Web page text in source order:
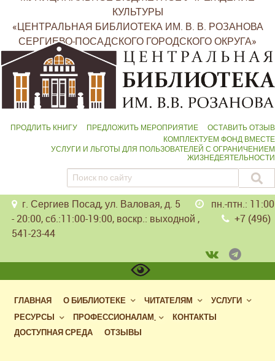
КУЛЬТУРЫ
«ЦЕНТРАЛЬНАЯ БИБЛИОТЕКА ИМ. В. В. РОЗАНОВА
СЕРГИЕВО-ПОСАДСКОГО ГОРОДСКОГО ОКРУГА»
ПРОДЛИТЬ КНИГУ ПРЕДЛОЖИТЬ МЕРОПРИЯТИЕ
ОСТАВИТЬ ОТЗЫВ
КОМПЛЕКТУЕМ ФОНД ВМЕСТЕ
УСЛУГИ И ЛЬГОТЫ ДЛЯ ПОЛЬЗОВАТЕЛЕЙ С ОГРАНИЧЕНИЕМ
ЖИЗНЕДЕЯТЕЛЬНОСТИ
г. Сергиев Посад, ул. Валовая, д. 5
пн.-птн.: 11:00
- 20:00, сб.:11:00-19:00, воскр.: выходной ,
+7 (496)
541-23-44
ГЛАВНАЯ О БИБЛИОТЕКЕ ЧИТАТЕЛЯМ
УСЛУГИ
РЕСУРСЫ
ПРОФЕССИОНАЛАМ
КОНТАКТЫ
ДОСТУПНАЯ СРЕДА
ОТЗЫВЫ